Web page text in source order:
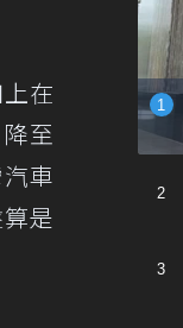
在
至
車
是